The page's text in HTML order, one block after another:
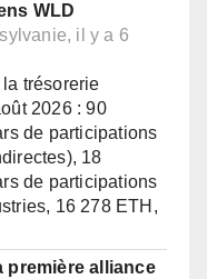
WLD
il y a 6
trésorerie
2026 : 90
de participations
18
de participations
16 278 ETH,
première alliance